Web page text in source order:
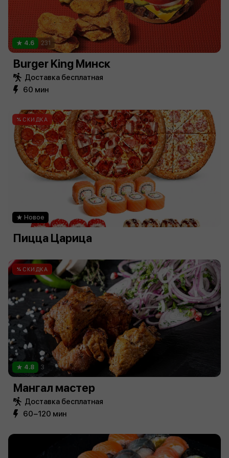
4.6 231
Burger King Минск
Доставка бесплатная
60 мин
СКИДКА
Новое
Пицца Царица
СКИДКА
4.8 3
Мангал мастер
Доставка бесплатная
60−120 мин